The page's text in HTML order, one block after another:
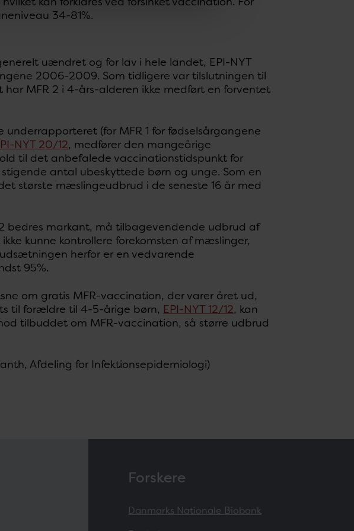
34-81%.
uændret og for lav i hele landet, EPI-NYT
2006-2009. Som tidligere var tilslutningen til
har MFR 2 i 4-års-alderen ikke medført en forventet
(for MFR 1 for fødselsårgangene
NYT 20/12, medfører den mangeårige
til det anbefalede vaccinationstidspunkt for
antal ubeskyttede børn og unge. Som en
største mæslingeudbrud i de seneste 16 år med
bedres markant, må tilbagevendende udbrud af
kunne kontrollere forekomsten af mæslinger,
herfor er en vedvarende
95%.
om gratis MFR-vaccination, der varer året ud,
til forældre til 4-5-årige børn, EPI-NYT 12/12, kan
tilbuddet om MFR-vaccination, så større udbrud
Afdeling for Infektionsepidemiologi)
Forskere
Danmarks Nationale Biobank